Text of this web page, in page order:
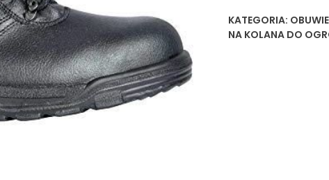
KATEGORIA:
NA KOLANA DO